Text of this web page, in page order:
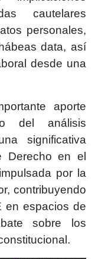
cautelares
personales,
data, así
desde una
aporte
del análisis
significativa
Derecho en el
por la
contribuyendo
en espacios de
sobre los